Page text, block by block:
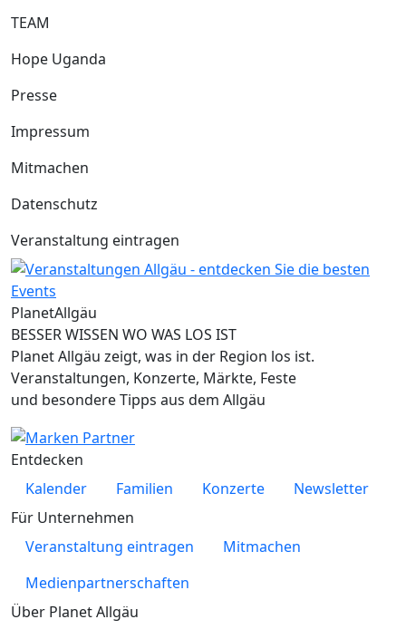
TEAM
Hope Uganda
Presse
Impressum
Mitmachen
Datenschutz
Veranstaltung eintragen
PlanetAllgäu
BESSER WISSEN WO WAS LOS IST
Planet Allgäu zeigt, was in der Region los ist.
Veranstaltungen, Konzerte, Märkte, Feste
und besondere Tipps aus dem Allgäu
Entdecken
Kalender
Familien Konzerte
Newsletter
Für Unternehmen
Veranstaltung eintragen
Mitmachen
Medienpartnerschaften
Über Planet Allgäu